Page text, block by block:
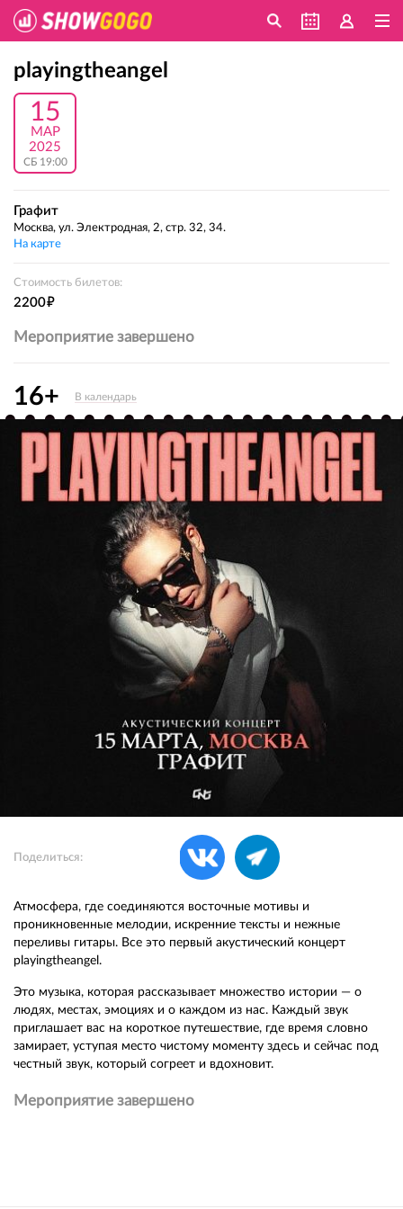
playingtheangel
15
МАР
2025
СБ 19:00
Графит
Москва, ул. Электродная, 2, стр. 32, 34.
На карте
Стоимость билетов:
2200е
Мероприятие завершено
16+ В календарь
Поделиться:
Атмосфера, где соединяются восточные мотивы и
проникновенные мелодии, искренние тексты и нежные
переливы гитары. Все это первый акустический концерт
playingtheangel.
Это музыка, которая рассказывает множество истории — о
людях, местах, эмоциях и о каждом из нас. Каждый звук
приглашает вас на короткое путешествие, где время словно
замирает, уступая место чистому моменту здесь и сейчас под
честный звук, который согреет и вдохновит.
Мероприятие завершено